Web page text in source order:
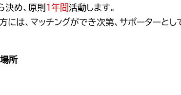
決め、原則１年間活動します。
は、マッチングができ次第、サポーターと
所